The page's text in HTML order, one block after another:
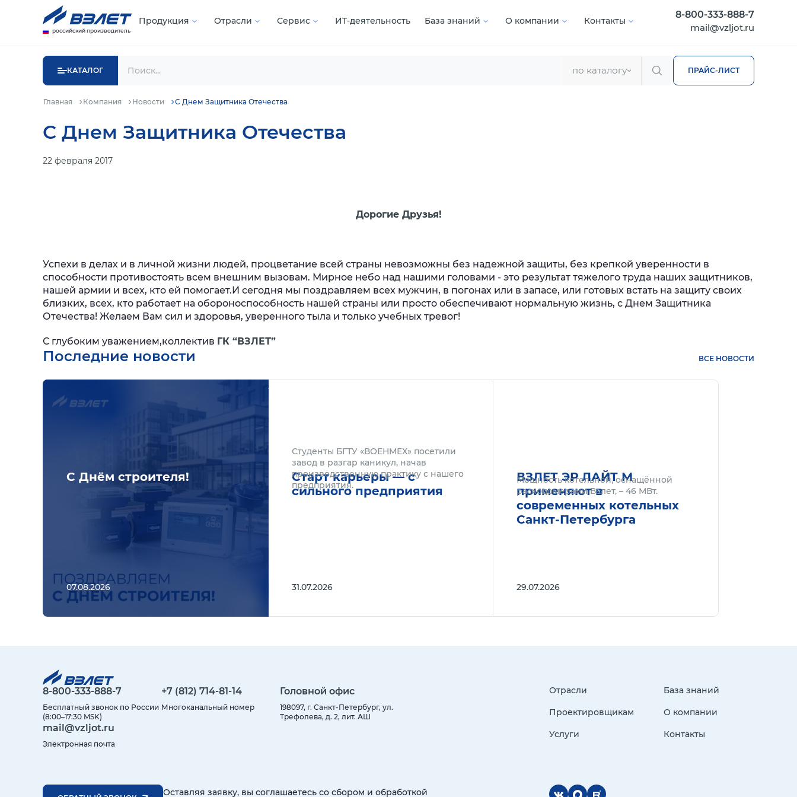
российский производитель
Продукция Отрасли Сервис ИТ-деятельность База знаний О компании Контакты
8-800-333-888-7
mail@vzljot.ru
КАТАЛОГ по каталогу ПРАЙС-ЛИСТ
Главная Компания Новости С Днем Защитника Отечества
С Днем Защитника Отечества
22 февраля 2017
Дорогие Друзья!
Успехи в делах и в личной жизни людей, процветание всей страны невозможны без надежной защиты, без крепкой уверенности в
способности противостоять всем внешним вызовам. Мирное небо над нашими головами - это результат тяжелого труда наших защитников,
нашей армии и всех, кто ей помогает.И сегодня мы поздравляем всех мужчин, в погонах или в запасе, или готовых встать на защиту своих
близких, всех, кто работает на обороноспособность нашей страны или просто обеспечивают нормальную жизнь, с Днем Защитника
Отечества! Желаем Вам сил и здоровья, уверенного тыла и только учебных тревог!
С глубоким уважением,коллектив ГК “ВЗЛЕТ”
Последние новости
С Днём строителя!
07.08.2026
Старт карьеры — с
сильного предприятия
Студенты БГТУ «ВОЕНМЕХ» посетили
завод в разгар каникул, начав
производственную практику с нашего
предприятия.
31.07.2026
ВЗЛЕТ ЭР ЛАЙТ М
применяют в
современных котельных
Санкт-Петербурга
Мощность котельной, оснащённой
расходомерами Взлет, – 46 МВт.
29.07.2026
Подробнее
ВСЕ НОВОСТИ
8-800-333-888-7
Бесплатный звонок по России
(8:00–17:30 MSK)
+7 (812) 714-81-14
Многоканальный номер
Головной офис
198097, г. Санкт-Петербург, ул.
Трефолева, д. 2, лит. АШ
mail@vzljot.ru
Электронная почта
Отрасли
Проектировщикам
Услуги
База знаний
О компании
Контакты
Оставляя заявку, вы соглашаетесь со сбором и обработкой